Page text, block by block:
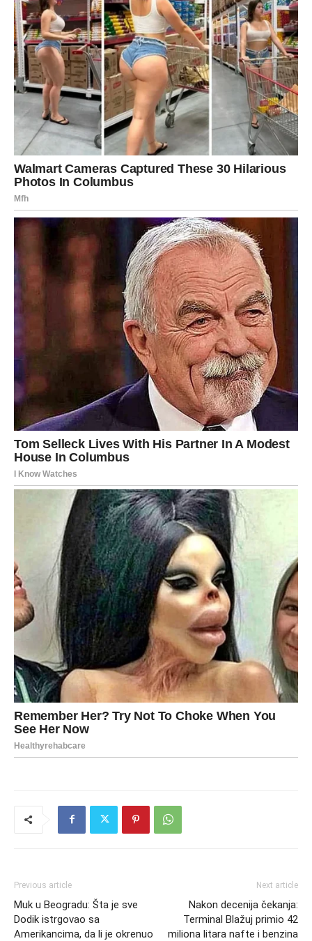
Previous article
Muk u Beogradu: Šta je sve
Dodik istrgovao sa
Amerikancima, da li je okrenuo
Next article
Nakon decenija čekanja:
Terminal Blažuj primio 42
miliona litara nafte i benzina